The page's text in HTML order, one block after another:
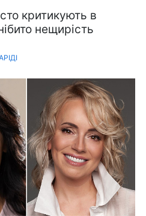
критикують в
нещирість